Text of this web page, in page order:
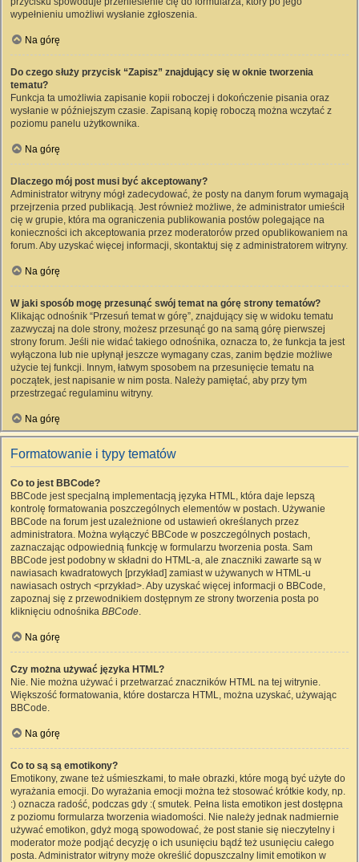
wypełnieniu umożliwi wysłanie zgłoszenia.
Na górę
Do czego służy przycisk “Zapisz” znajdujący się w oknie tworzenia
tematu?
Funkcja ta umożliwia zapisanie kopii roboczej i dokończenie pisania oraz
wysłanie w późniejszym czasie. Zapisaną kopię roboczą można wczytać z
poziomu panelu użytkownika.
Na górę
Dlaczego mój post musi być akceptowany?
Administrator witryny mógł zadecydować, że posty na danym forum wymagają
przejrzenia przed publikacją. Jest również możliwe, że administrator umieścił
cię w grupie, która ma ograniczenia publikowania postów polegające na
konieczności ich akceptowania przez moderatorów przed opublikowaniem na
forum. Aby uzyskać więcej informacji, skontaktuj się z administratorem witryny.
Na górę
W jaki sposób mogę przesunąć swój temat na górę strony tematów?
Klikając odnośnik “Przesuń temat w górę”, znajdujący się w widoku tematu
zazwyczaj na dole strony, możesz przesunąć go na samą górę pierwszej
strony forum. Jeśli nie widać takiego odnośnika, oznacza to, że funkcja ta jest
wyłączona lub nie upłynął jeszcze wymagany czas, zanim będzie możliwe
użycie tej funkcji. Innym, łatwym sposobem na przesunięcie tematu na
początek, jest napisanie w nim posta. Należy pamiętać, aby przy tym
przestrzegać regulaminu witryny.
Na górę
Formatowanie i typy tematów
Co to jest BBCode?
BBCode jest specjalną implementacją języka HTML, która daje lepszą
kontrolę formatowania poszczególnych elementów w postach. Używanie
BBCode na forum jest uzależnione od ustawień określanych przez
administratora. Można wyłączyć BBCode w poszczególnych postach,
zaznaczając odpowiednią funkcję w formularzu tworzenia posta. Sam
BBCode jest podobny w składni do HTML-a, ale znaczniki zawarte są w
nawiasach kwadratowych [przykład] zamiast w używanych w HTML-u
nawiasach ostrych <przykład>. Aby uzyskać więcej informacji o BBCode,
zapoznaj się z przewodnikiem dostępnym ze strony tworzenia posta po
kliknięciu odnośnika BBCode.
Na górę
Czy można używać języka HTML?
Nie. Nie można używać i przetwarzać znaczników HTML na tej witrynie.
Większość formatowania, które dostarcza HTML, można uzyskać, używając
BBCode.
Na górę
Co to są są emotikony?
Emotikony, zwane też uśmieszkami, to małe obrazki, które mogą być użyte do
wyrażania emocji. Do wyrażania emocji można też stosować krótkie kody, np.
:) oznacza radość, podczas gdy :( smutek. Pełna lista emotikon jest dostępna
z poziomu formularza tworzenia wiadomości. Nie należy jednak nadmiernie
używać emotikon, gdyż mogą spowodować, że post stanie się nieczytelny i
moderator może podjąć decyzję o ich usunięciu bądź też usunięciu całego
posta. Administrator witryny może określić dopuszczalny limit emotikon w